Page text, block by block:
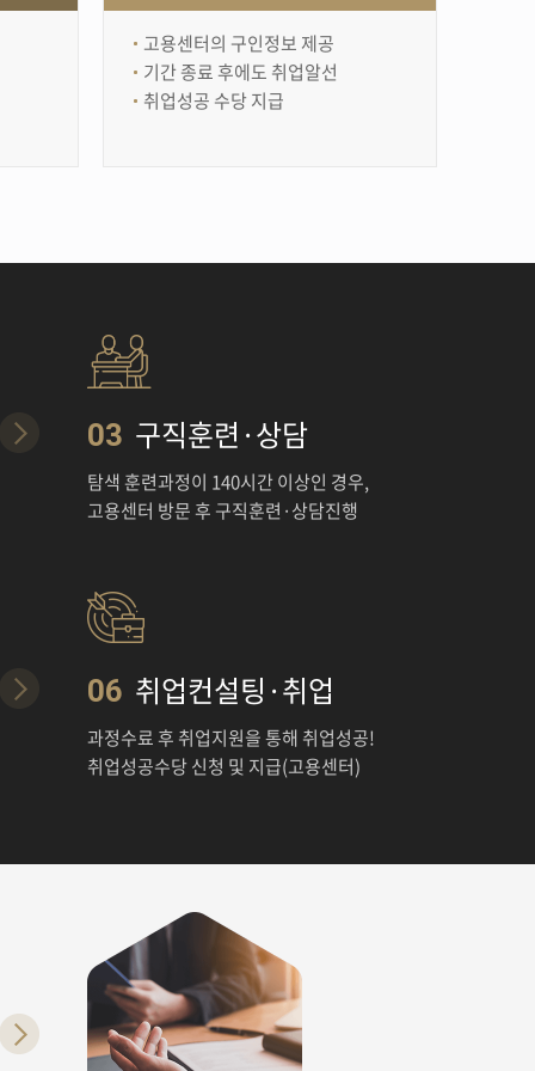
고용센터의 구인정보 제공
기간 종료 후에도 취업알선
취업성공 수당 지급
03 구직훈련·상담
탐색 훈련과정이 140시간 이상인 경우,
고용센터 방문 후 구직훈련·상담진행
06 취업컨설팅·취업
과정수료 후 취업지원을 통해 취업성공!
취업성공수당 신청 및 지급(고용센터)